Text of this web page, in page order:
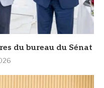
du bureau du Sénat